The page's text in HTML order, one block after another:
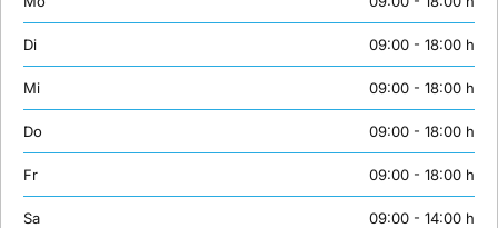
Di 09:00 - 18:00 h
Mi 09:00 - 18:00 h
Do 09:00 - 18:00 h
Fr 09:00 - 18:00 h
Sa 09:00 - 14:00 h